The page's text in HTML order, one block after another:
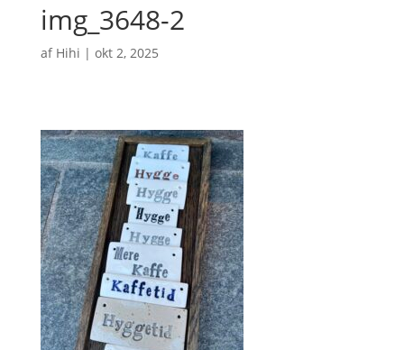
img_3648-2
af Hihi | okt 2, 2025